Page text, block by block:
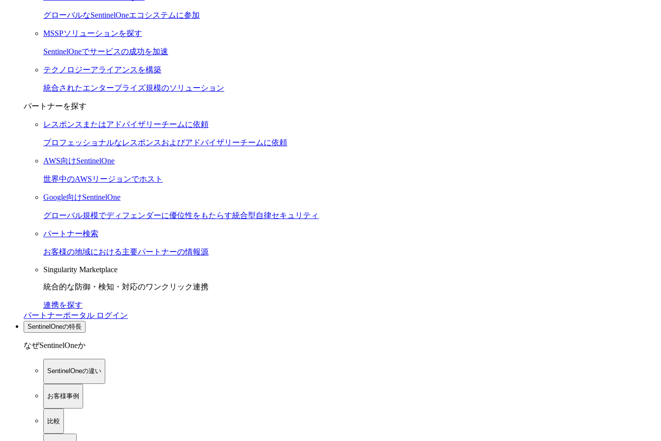
グローバルなSentinelOneエコシステムに参加
MSSPソリューションを探す
SentinelOneでサービスの成功を加速
テクノロジーアライアンスを構築
統合されたエンタープライズ規模のソリューション
パートナーを探す
レスポンスまたはアドバイザリーチームに依頼
プロフェッショナルなレスポンスおよびアドバイザリーチームに依頼
AWS向けSentinelOne
世界中のAWSリージョンでホスト
Google向けSentinelOne
グローバル規模でディフェンダーに優位性をもたらす統合型自律セキュリティ
パートナー検索
お客様の地域における主要パートナーの情報源
Singularity Marketplace
統合的な防御・検知・対応のワンクリック連携
連携を探す
パートナーポータル ログイン
SentinelOneの特長
なぜSentinelOneか
SentinelOneの違い
お客様事例
比較